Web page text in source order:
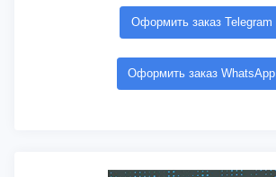
Оформить заказ Telegram
Оформить заказ WhatsApp